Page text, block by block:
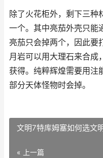
除了火花柜外，剩下三种
一个。其中亮茄外壳只能
亮茄只会掉两个，因此要
月岩可以用大理石来合成
获得。纯粹辉煌需要用注
部分天体怪物时会掉。
文明7特库姆塞如何选文
« 上一篇